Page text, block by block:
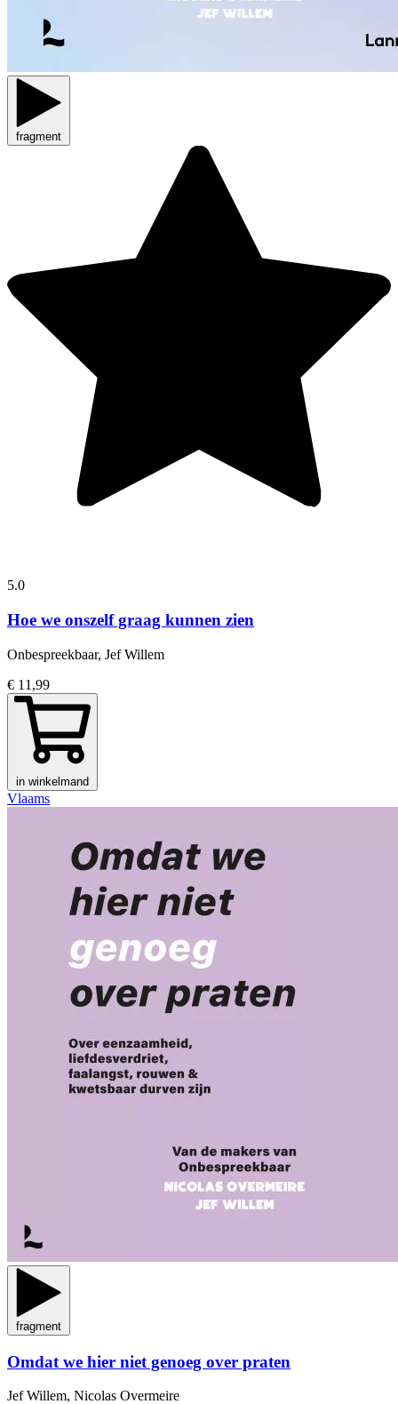
fragment
5.0
Hoe we onszelf graag kunnen zien
Onbespreekbaar, Jef Willem
€ 11,99
in winkelmand
Vlaams
fragment
Omdat we hier niet genoeg over praten
Jef Willem, Nicolas Overmeire